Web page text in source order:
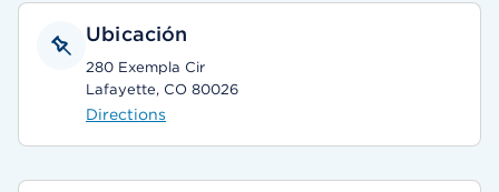
Ubicación
280 Exempla Cir
Lafayette, CO 80026
Directions